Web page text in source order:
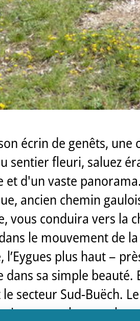
écrin de genêts,
sentier fleuri, saluez
et d'un vaste panorama.
ancien chemin
vous conduira vers la
le mouvement de
l’Eygues plus haut –
dans sa simple
secteur Sud-Buëch.
en chantant le